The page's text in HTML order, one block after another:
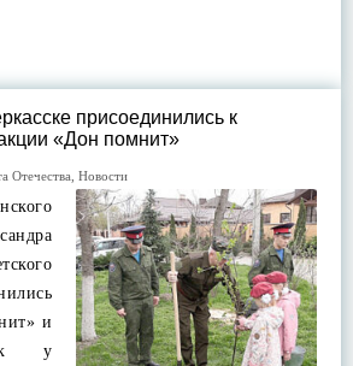
присоединились к
«Дон помнит»
Отечества Новости
и
у